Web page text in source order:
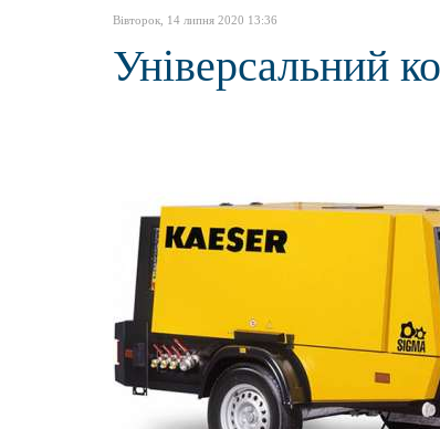
Вівторок, 14 липня 2020 13:36
Універсальний